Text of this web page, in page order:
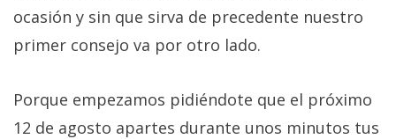
ocasión y sin que sirva de precedente nuestro
primer consejo va por otro lado.
Porque empezamos pidiéndote que el próximo
12 de agosto apartes durante unos minutos tus